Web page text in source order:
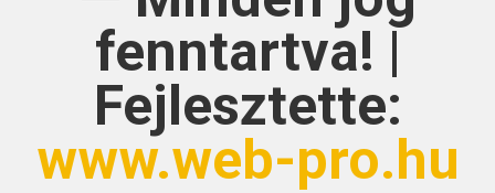
fenntartva! |
Fejlesztette:
www.web-pro.hu